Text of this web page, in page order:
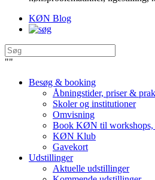
KØN Blog
""
Besøg & booking
Åbningstider, priser &
Skoler og institutioner
Omvisning
Book KØN til workshops,
KØN Klub
Gavekort
Udstillinger
Aktuelle udstillinger